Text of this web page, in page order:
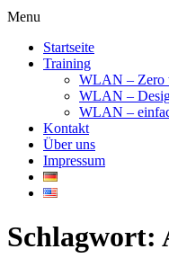
Menu
Startseite
Training
WLAN – Zero
WLAN –
WLAN –
Kontakt
Über uns
Impressum
Schlagwort: